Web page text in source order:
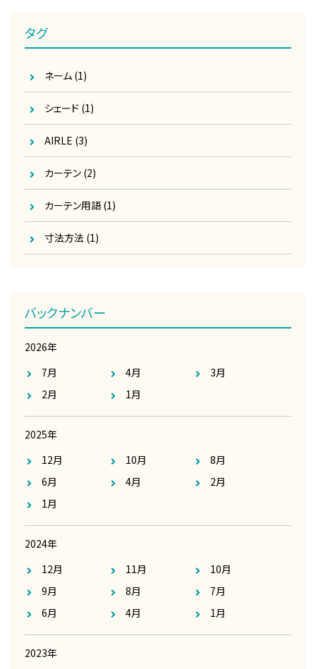
タグ
寸法方法 (1)
カーテン用語(1)
カーテン (2)
AIRLE (3)
シェード (1)
ネーム (1)
バックナンバー
2026年
7月
4月
3月
2月
1月
2025年
12月
10月
8月
6月
4月
2月
1月
2024年
12月
11月
10月
9月
8月
7月
6月
4月 1月
2023年